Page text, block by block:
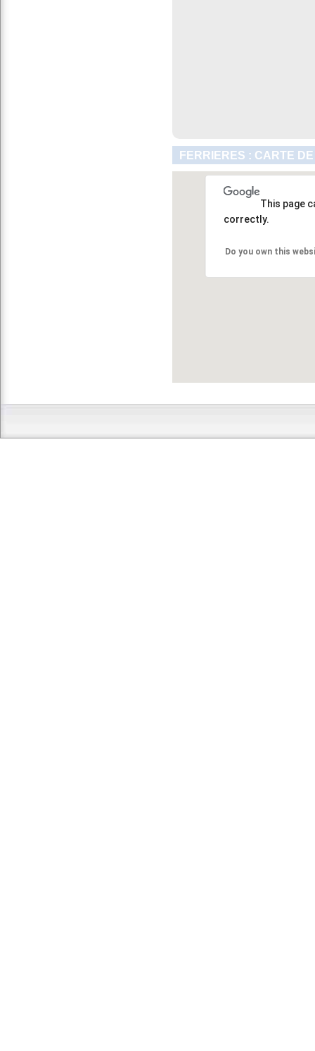
FERRIERES : CARTE
This page
correctly.
Do you own this